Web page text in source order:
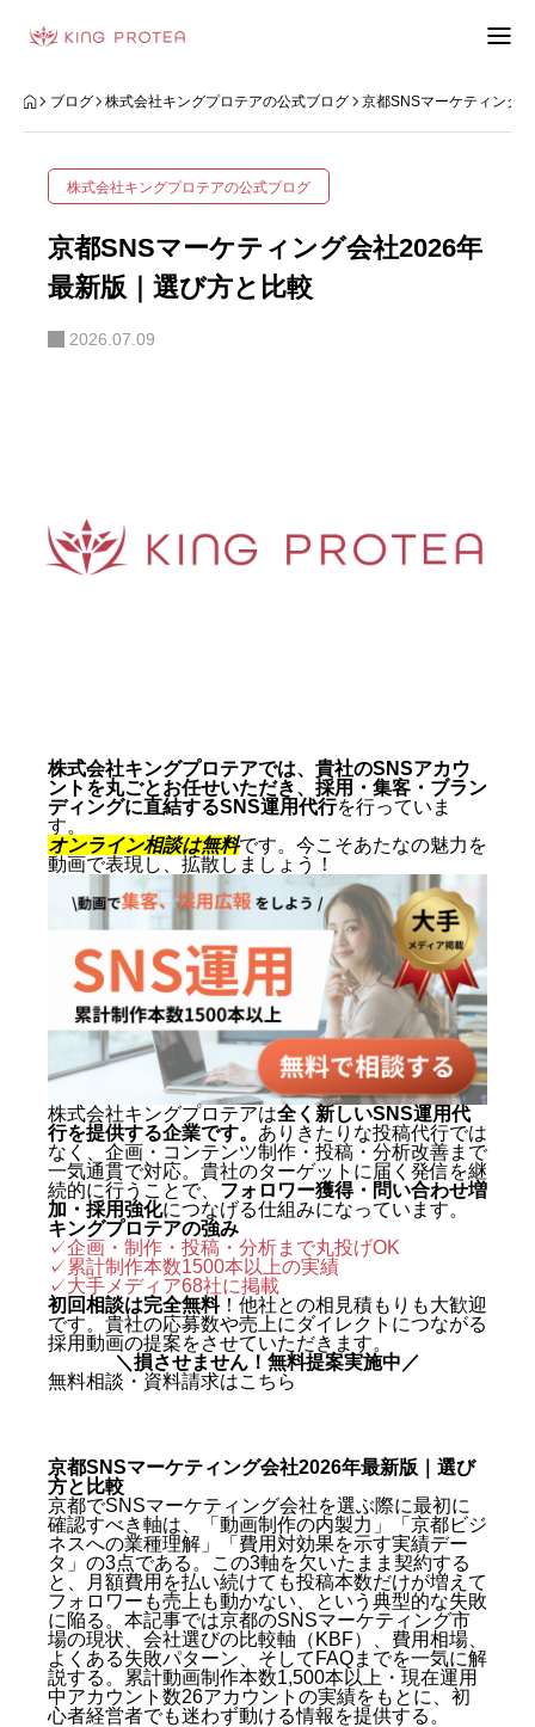
会社概要
利用規約
お問い合わせフォーム
ブログ 株式会社キングプロテアの公式ブログ 京都SNSマーケティング
株式会社キングプロテアの公式ブログ
京都SNSマーケティング会社2026年
最新版｜選び方と比較
2026.07.09
株式会社キングプロテアでは、貴社のSNSアカウ
ントを丸ごとお任せいただき、採用・集客・ブラン
ディングに直結するSNS運用代行を行っていま
す。
オンライン相談は無料です。今こそあたなの魅力を
動画で表現し、拡散しましょう！
株式会社キングプロテアは全く新しいSNS運用代
行を提供する企業です。 ありきたりな投稿代行では
なく、企画・コンテンツ制作・投稿・分析改善まで
一気通貫で対応。貴社のターゲットに届く発信を継
続的に行うことで、 フォロワー獲得・問い合わせ増
加・採用強化につなげる仕組みになっています。
キングプロテアの強み
✓企画・制作・投稿・分析まで丸投げOK
✓累計制作本数1500本以上の実績
✓大手メディア68社に掲載
初回相談は完全無料！他社との相見積もりも大歓迎
です。貴社の応募数や売上にダイレクトにつながる
採用動画の提案をさせていただきます。
＼損させません！無料提案実施中／
無料相談・資料請求はこちら
京都SNSマーケティング会社2026年最新版｜選び
方と比較
京都でSNSマーケティング会社を選ぶ際に最初に
確認すべき軸は、「動画制作の内製力」「京都ビジ
ネスへの業種理解」「費用対効果を示す実績デー
タ」の3点である。この3軸を欠いたまま契約する
と、月額費用を払い続けても投稿本数だけが増えて
フォロワーも売上も動かない、という典型的な失敗
に陥る。本記事では京都のSNSマーケティング市
場の現状、会社選びの比較軸（KBF）、費用相場、
よくある失敗パターン、そしてFAQまでを一気に解
説する。累計動画制作本数1,500本以上・現在運用
中アカウント数26アカウントの実績をもとに、初
心者経営者でも迷わず動ける情報を提供する。